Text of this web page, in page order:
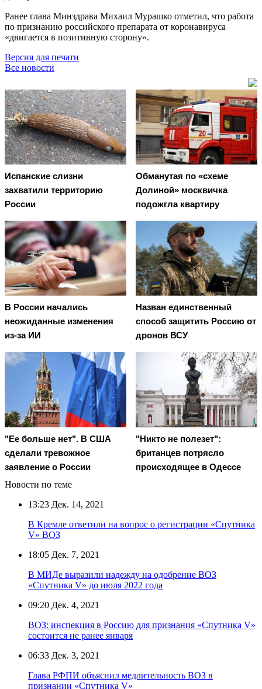
Ранее глава Минздрава Михаил Мурашко отметил, что работа
по признанию российского препарата от коронавируса
«двигается в позитивную сторону».
Версия для печати
Все новости
Испанские слизни
захватили территорию
России
Обманутая по «схеме
Долиной» москвичка
подожгла квартиру
В России начались
неожиданные изменения
из-за ИИ
Назван единственный
способ защитить Россию от
дронов ВСУ
"Ее больше нет". В США
сделали тревожное
заявление о России
"Никто не полезет":
британцев потрясло
происходящее в Одессе
Новости по теме
13:23 Дек. 14, 2021
В Кремле ответили на вопрос о регистрации «Спутника
V» ВОЗ
18:05 Дек. 7, 2021
В МИДе выразили надежду на одобрение ВОЗ
«Спутника V» до июля 2022 года
09:20 Дек. 4, 2021
ВОЗ: инспекция в Россию для признания «Спутника V»
состоится не ранее января
06:33 Дек. 3, 2021
Глава РФПИ объяснил медлительность ВОЗ в
признании «Спутника V»